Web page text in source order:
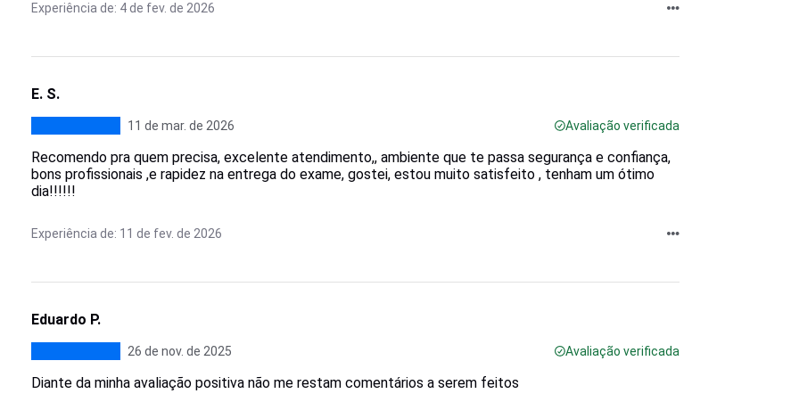
Experiência de: 4 de fev. de 2026
E. S.
11 de mar. de 2026 Avaliação verificada
Recomendo pra quem precisa, excelente atendimento,, ambiente que te passa segurança e confiança,
bons profissionais ,e rapidez na entrega do exame, gostei, estou muito satisfeito , tenham um ótimo
dia!!!!!!
Experiência de: 11 de fev. de 2026
Eduardo P.
26 de nov. de 2025 Avaliação verificada
Diante da minha avaliação positiva não me restam comentários a serem feitos